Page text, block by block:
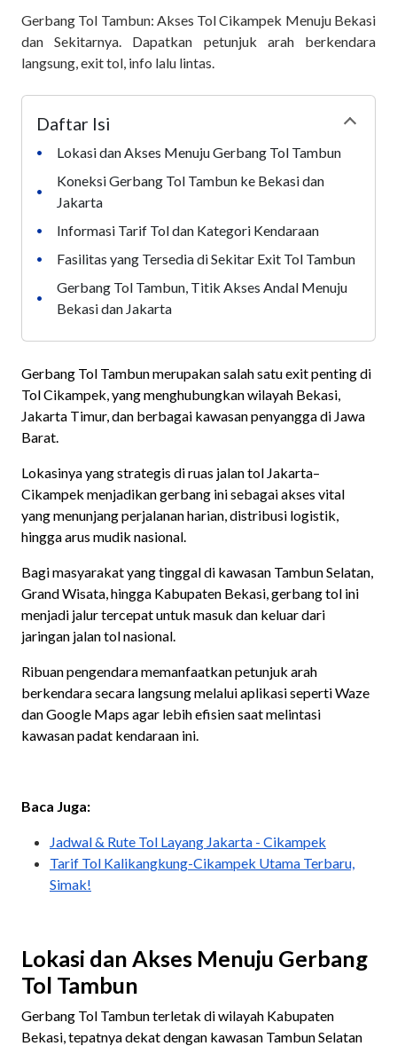
Gerbang Tol Tambun: Akses Tol Cikampek Menuju Bekasi
dan Sekitarnya. Dapatkan petunjuk arah berkendara
langsung, exit tol, info lalu lintas.
Daftar Isi
•
Lokasi dan Akses Menuju Gerbang Tol Tambun
•
Koneksi Gerbang Tol Tambun ke Bekasi dan
Jakarta
• Informasi Tarif Tol dan Kategori Kendaraan
• Fasilitas yang Tersedia di Sekitar Exit Tol Tambun
•
Gerbang Tol Tambun, Titik Akses Andal Menuju
Bekasi dan Jakarta
Gerbang Tol Tambun merupakan salah satu exit penting di
Tol Cikampek, yang menghubungkan wilayah Bekasi,
Jakarta Timur, dan berbagai kawasan penyangga di Jawa
Barat.
Lokasinya yang strategis di ruas jalan tol Jakarta–
Cikampek menjadikan gerbang ini sebagai akses vital
yang menunjang perjalanan harian, distribusi logistik,
hingga arus mudik nasional.
Bagi masyarakat yang tinggal di kawasan Tambun Selatan,
Grand Wisata, hingga Kabupaten Bekasi, gerbang tol ini
menjadi jalur tercepat untuk masuk dan keluar dari
jaringan jalan tol nasional.
Ribuan pengendara memanfaatkan petunjuk arah
berkendara secara langsung melalui aplikasi seperti Waze
dan Google Maps agar lebih efisien saat melintasi
kawasan padat kendaraan ini.
Baca Juga:
Jadwal & Rute Tol Layang Jakarta - Cikampek
Tarif Tol Kalikangkung-Cikampek Utama Terbaru,
Simak!
Lokasi dan Akses Menuju Gerbang
Tol Tambun
Gerbang Tol Tambun terletak di wilayah Kabupaten
Bekasi, tepatnya dekat dengan kawasan Tambun Selatan